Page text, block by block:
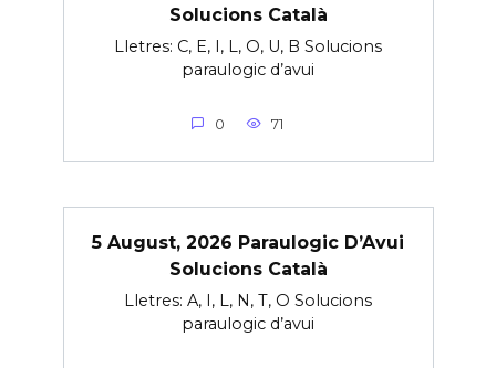
Solucions Català
Lletres: C, E, I, L, O, U, B Solucions
paraulogic d’avui
0 71
5 August, 2026 Paraulogic D’Avui
Solucions Català
Lletres: A, I, L, N, T, O Solucions
paraulogic d’avui